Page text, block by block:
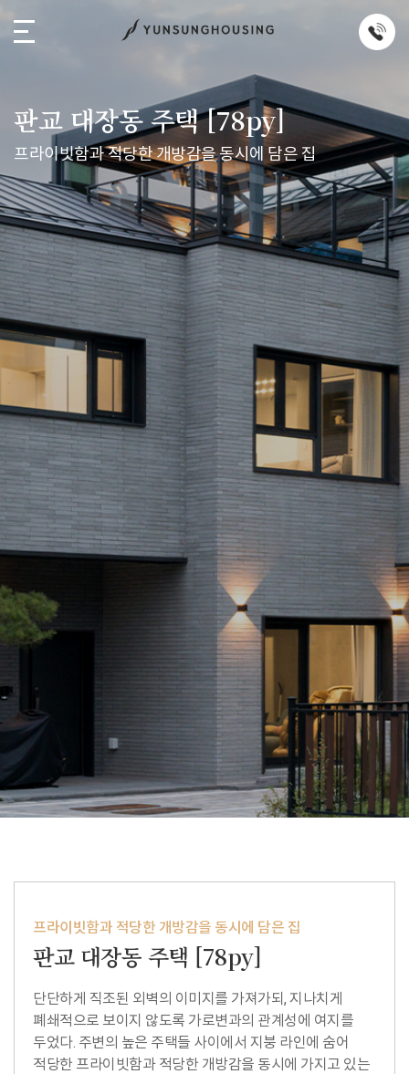
판교 대장동 주택 [78py]
프라이빗함과 적당한 개방감을 동시에 담은 집
프라이빗함과 적당한 개방감을 동시에 담은 집
판교 대장동 주택 [78py]
단단하게 직조된 외벽의 이미지를 가져가되, 지나치게
폐쇄적으로 보이지 않도록 가로변과의 관계성에 여지를
두었다. 주변의 높은 주택들 사이에서 지붕 라인에 숨어
적당한 프라이빗함과 적당한 개방감을 동시에 가지고 있는